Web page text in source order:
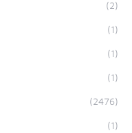
(2)
(1)
(1)
(1)
(2476)
(1)